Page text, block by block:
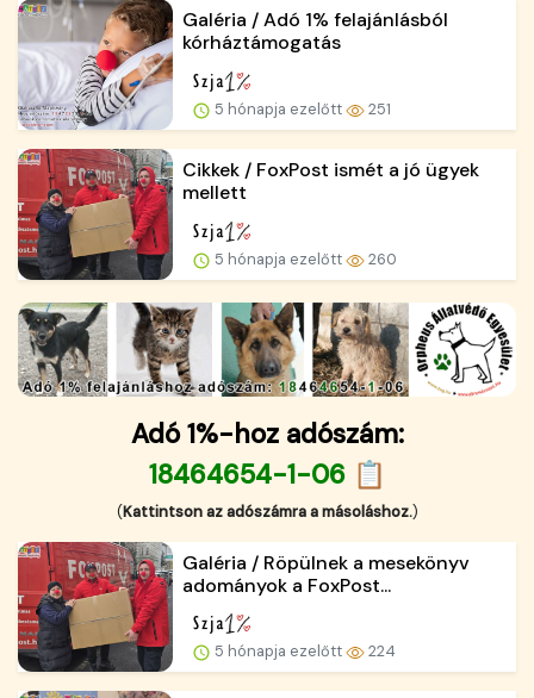
Galéria / Adó 1% felajánlásból
kórháztámogatás
5 hónapja ezelőtt 251
Cikkek / FoxPost ismét a jó ügyek
mellett
5 hónapja ezelőtt 260
Adó 1%-hoz adószám:
18464654-1-06 📋
(Kattintson az adószámra a másoláshoz.)
Galéria / Röpülnek a mesekönyv
adományok a FoxPost...
5 hónapja ezelőtt 224